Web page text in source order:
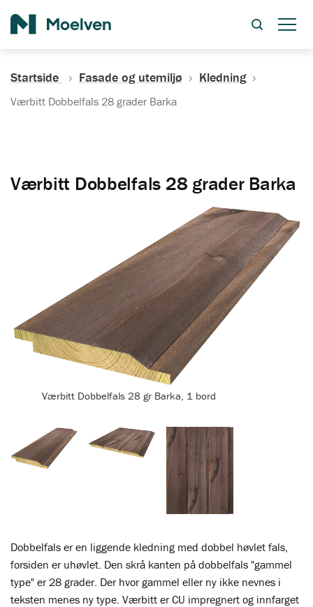
Startside Fasade og utemiljø Kledning
Værbitt Dobbelfals 28 grader Barka
Dobbelfals er en liggende kledning med dobbel høvlet fals,
forsiden er uhøvlet. Den skrå kanten på dobbelfals "gammel
type" er 28 grader. Der hvor gammel eller ny ikke nevnes i
teksten menes ny type. Værbitt er CU impregnert og innfarget
Værbitt Dobbelfals 28 grader Barka
Værbitt Dobbelfals 28 gr Barka, 1 bord